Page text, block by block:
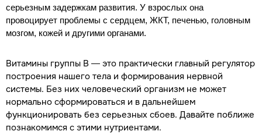
серьезным задержкам развития. У взрослых она
провоцирует проблемы с сердцем, ЖКТ, печенью, головным
мозгом, кожей и другими органами.
Витамины группы В — это практически главный регулятор
построения нашего тела и формирования нервной
системы. Без них человеческий организм не может
нормально сформироваться и в дальнейшем
функционировать без серьезных сбоев. Давайте поближе
познакомимся с этими нутриентами.